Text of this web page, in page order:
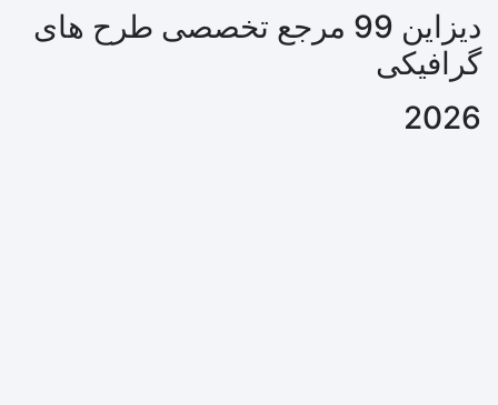
دیزاین 99 مرجع تخصصی طرح های
گرافیکی
2026